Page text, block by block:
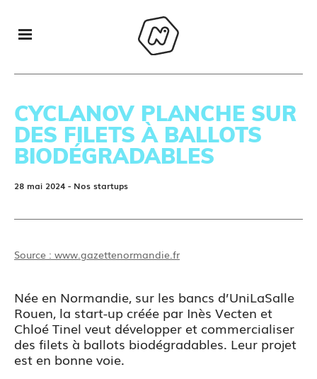
CYCLANOV PLANCHE SUR
DES FILETS À BALLOTS
BIODÉGRADABLES
28 mai 2024 - Nos startups
Source : www.gazettenormandie.fr
Née en Normandie, sur les bancs d’UniLaSalle
Rouen, la start-up créée par Inès Vecten et
Chloé Tinel veut développer et commercialiser
des filets à ballots biodégradables. Leur projet
est en bonne voie.